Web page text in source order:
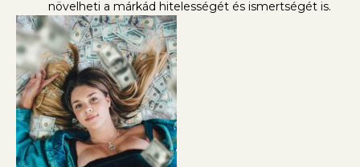
növelheti a márkád hitelességét és ismertségét is.